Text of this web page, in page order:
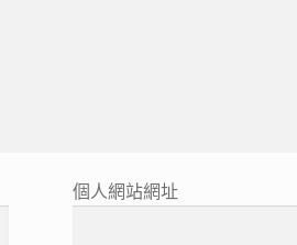
個人網站網址